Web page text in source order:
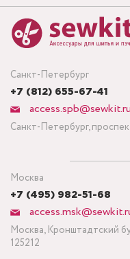
Санкт-Петербург
+7 (812) 655-67-41
access.spb@sewkit.ru
Санкт-Петербург,
Москва
+7 (495) 982-51-68
Москва, Кронштадтский
125212